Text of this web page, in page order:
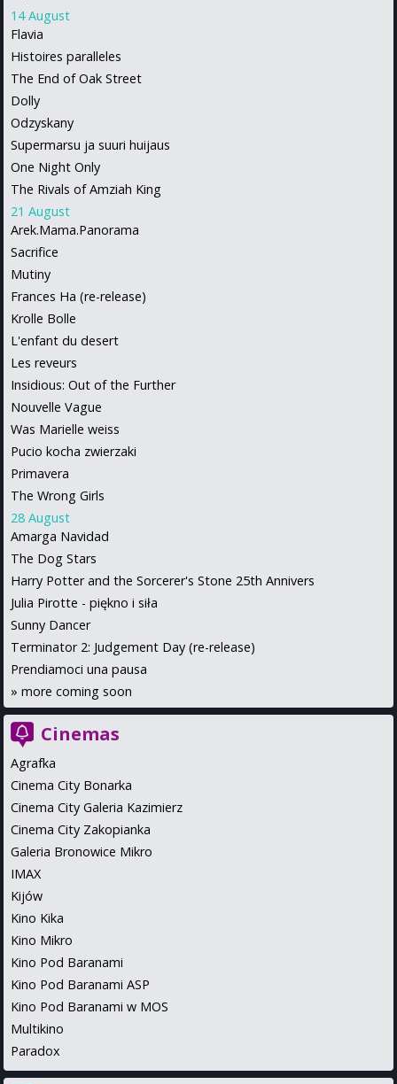
14 August
Flavia
Histoires paralleles
The End of Oak Street
Dolly
Odzyskany
Supermarsu ja suuri huijaus
One Night Only
The Rivals of Amziah King
21 August
Arek.Mama.Panorama
Sacrifice
Mutiny
Frances Ha (re-release)
Krolle Bolle
L'enfant du desert
Les reveurs
Insidious: Out of the Further
Nouvelle Vague
Was Marielle weiss
Pucio kocha zwierzaki
Primavera
The Wrong Girls
28 August
Amarga Navidad
The Dog Stars
Harry Potter and the Sorcerer's Stone 25th Annivers
Julia Pirotte - piękno i siła
Sunny Dancer
Terminator 2: Judgement Day (re-release)
Prendiamoci una pausa
» more coming soon
Cinemas
Agrafka
Cinema City Bonarka
Cinema City Galeria Kazimierz
Cinema City Zakopianka
Galeria Bronowice Mikro
IMAX
Kijów
Kino Kika
Kino Mikro
Kino Pod Baranami
Kino Pod Baranami ASP
Kino Pod Baranami w MOS
Multikino
Paradox